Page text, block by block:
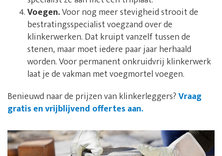
Voegen.Voor nog meer stevigheid strooit de
bestratingsspecialist voegzand over de
klinkerwerken. Dat kruipt vanzelf tussen de
stenen, maar moet iedere paar jaar herhaald
worden. Voor permanent onkruidvrij klinkerwerk
laat je de vakman met voegmortel voegen.
Benieuwd naar de prijzen van klinkerleggers?Vraag
gratis en vrijblijvend offertes aan.